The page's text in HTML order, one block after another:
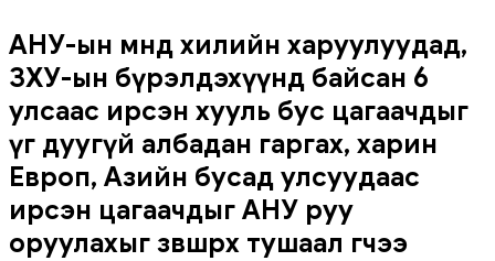
АНУ-ын өмнөд хилийн харуулуудад,
ЗХУ-ын бүрэлдэхүүнд байсан 6
улсаас ирсэн хууль бус цагаачдыг
үг дуугүй албадан гаргах, харин
Европ, Азийн бусад улсуудаас
ирсэн цагаачдыг АНУ руу
оруулахыг зөвшөөрөх тушаал өгчээ